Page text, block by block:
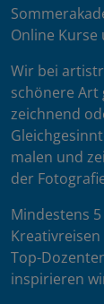
Online Kurse
Wir bei
schönere Art
zeichnend
malen und
der
Mindestens
Top-
inspirieren